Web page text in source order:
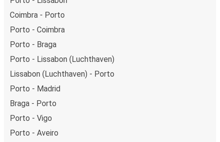
Coimbra - Porto
Porto - Coimbra
Porto - Braga
Porto - Lissabon (Luchthaven)
Lissabon (Luchthaven) - Porto
Porto - Madrid
Braga - Porto
Porto - Vigo
Porto - Aveiro